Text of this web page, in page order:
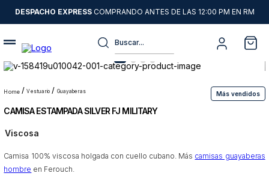
DESPACHO EXPRESSCOMPRANDO ANTES DE LAS 12:00 PM EN RM
Buscar...
vestuario guayaberas Más vendidos
CAMISA ESTAMPADA SILVER FJ MILITARY
Viscosa
Camisa 100% viscosa holgada con cuello cubano. Más camisas guayaberas
hombre en Ferouch.
1.
sweater
2.
chaquetas
3.
camisas
4.
pantalon